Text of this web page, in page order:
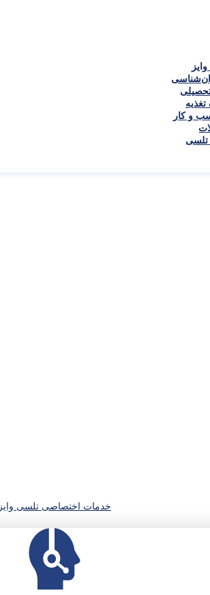
و کار
تلسی
خدمات اختصاصی تلسی وایز